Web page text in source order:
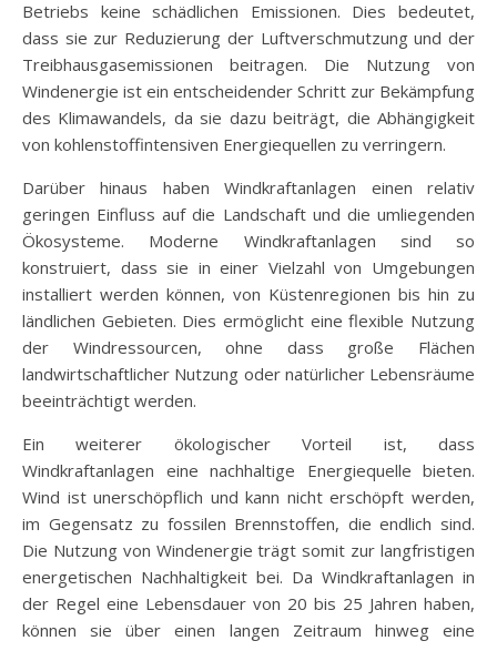
Betriebs keine schädlichen Emissionen. Dies bedeutet,
dass sie zur Reduzierung der Luftverschmutzung und der
Treibhausgasemissionen beitragen. Die Nutzung von
Windenergie ist ein entscheidender Schritt zur Bekämpfung
des Klimawandels, da sie dazu beiträgt, die Abhängigkeit
von kohlenstoffintensiven Energiequellen zu verringern.
Darüber hinaus haben Windkraftanlagen einen relativ
geringen Einfluss auf die Landschaft und die umliegenden
Ökosysteme. Moderne Windkraftanlagen sind so
konstruiert, dass sie in einer Vielzahl von Umgebungen
installiert werden können, von Küstenregionen bis hin zu
ländlichen Gebieten. Dies ermöglicht eine flexible Nutzung
der Windressourcen, ohne dass große Flächen
landwirtschaftlicher Nutzung oder natürlicher Lebensräume
beeinträchtigt werden.
Ein weiterer ökologischer Vorteil ist, dass
Windkraftanlagen eine nachhaltige Energiequelle bieten.
Wind ist unerschöpflich und kann nicht erschöpft werden,
im Gegensatz zu fossilen Brennstoffen, die endlich sind.
Die Nutzung von Windenergie trägt somit zur langfristigen
energetischen Nachhaltigkeit bei. Da Windkraftanlagen in
der Regel eine Lebensdauer von 20 bis 25 Jahren haben,
können sie über einen langen Zeitraum hinweg eine